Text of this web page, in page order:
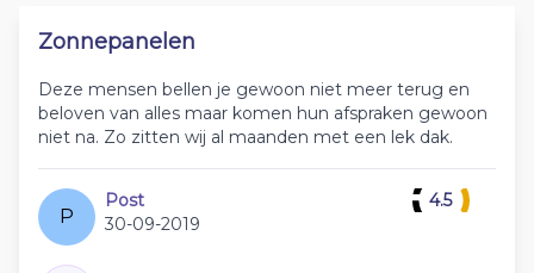
Zonnepanelen
Deze mensen bellen je gewoon niet meer terug en
beloven van alles maar komen hun afspraken gewoon
niet na. Zo zitten wij al maanden met een lek dak.
P
Post
30-09-2019
4.5